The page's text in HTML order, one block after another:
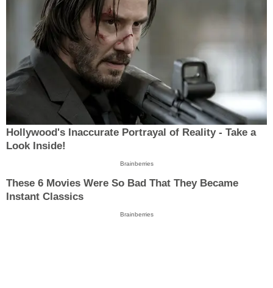
Hollywood's Inaccurate Portrayal of Reality - Take a
Look Inside!
Brainberries
These 6 Movies Were So Bad That They Became
Instant Classics
Brainberries